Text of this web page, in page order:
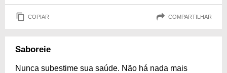
COPIAR COMPARTILHAR
Saboreie
Nunca subestime sua saúde. Não há nada mais